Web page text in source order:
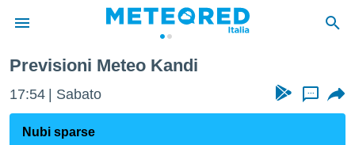
di
Previsioni Meteo Kandi
17:54 Sabato ...
Nubi sparse